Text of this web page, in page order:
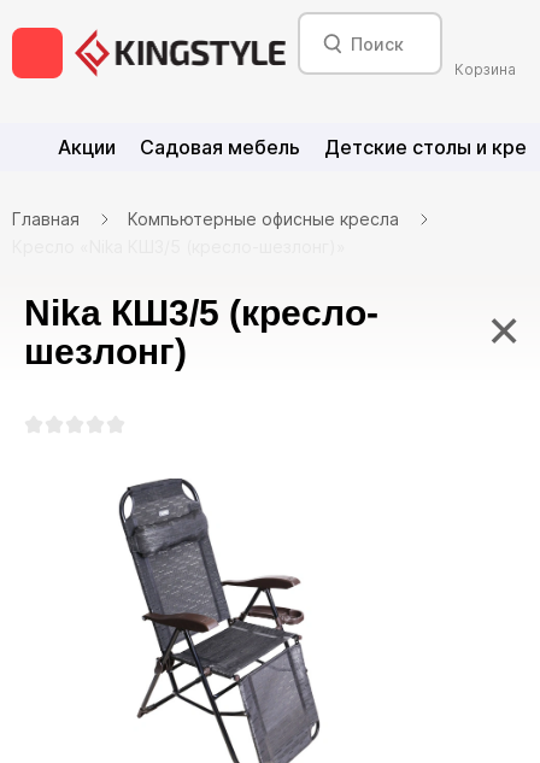
Корзина
Акции Садовая мебель Детские столы и
Главная
Компьютерные офисные кресла
Nika КШ3/5 (кресло-
шезлонг)
×